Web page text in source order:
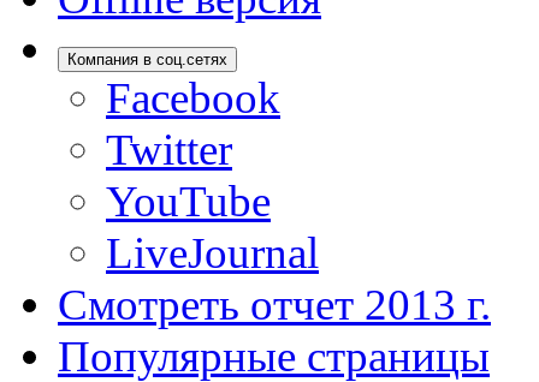
Компания в соц.сетях
Facebook
Twitter
YouTube
LiveJournal
Смотреть отчет 2013 г.
Популярные страницы